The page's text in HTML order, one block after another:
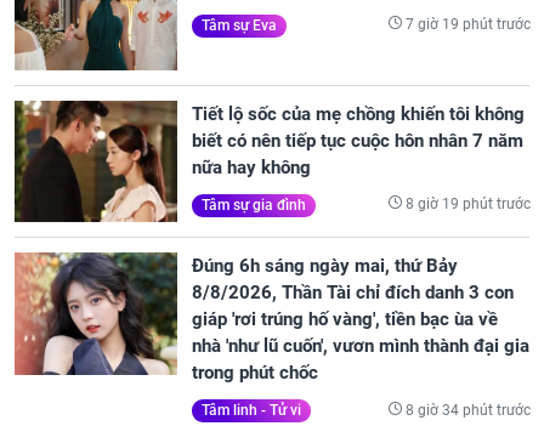
Tâm sự Eva 7 giờ 19 phút trước
Tiết lộ sốc của mẹ chồng khiến tôi không
biết có nên tiếp tục cuộc hôn nhân 7 năm
nữa hay không
Tâm sự gia đình 8 giờ 19 phút trước
Đúng 6h sáng ngày mai, thứ Bảy
8/8/2026, Thần Tài chỉ đích danh 3 con
giáp 'rơi trúng hố vàng', tiền bạc ùa về
nhà 'như lũ cuốn', vươn mình thành đại gia
trong phút chốc
Tâm linh - Tử vi 8 giờ 34 phút trước